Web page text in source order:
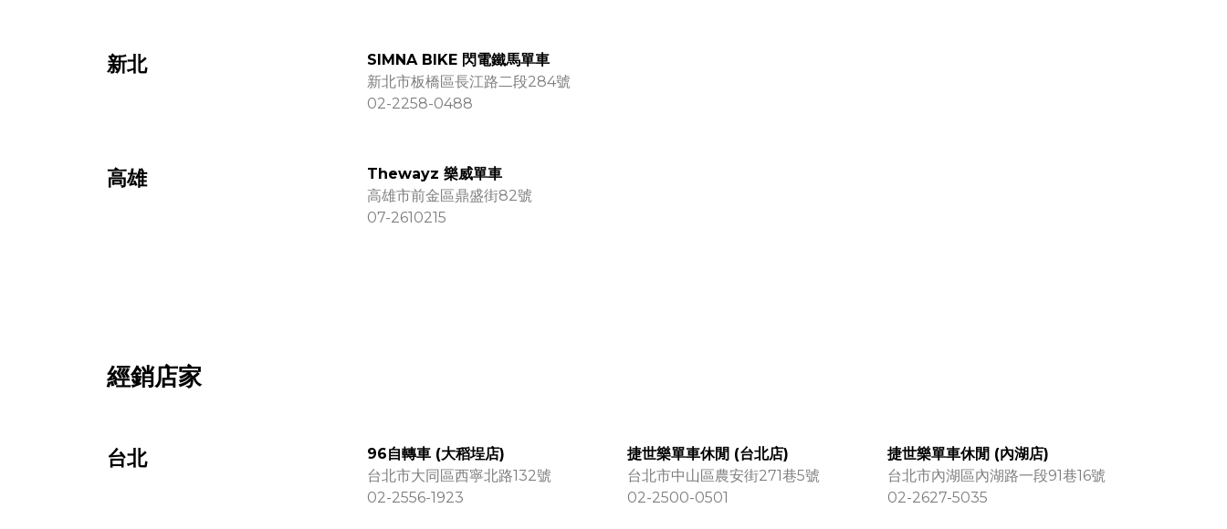
新北
SIMNA BIKE 閃電鐵馬單車
新北市板橋區長江路二段284號
02-2258-0488
高雄
Thewayz 樂威單車
高雄市前金區鼎盛街82號
07-2610215
經銷店家
台北
96自轉車 (大稻埕店)
台北市大同區西寧北路132號
02-2556-1923
捷世樂單車休閒 (台北店)
台北市中山區農安街271巷5號
02-2500-0501
捷世樂單車休閒 (內湖店)
台北市內湖區內湖路一段91巷16號
02-2627-5035